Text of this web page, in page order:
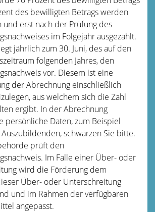
des bewilligten Betrags werden
und erst nach der Prüfung des
im Folgejahr ausgezahlt.
jährlich zum 30. Juni, des auf den
folgenden Jahres, den
vor. Diesem ist eine
der Abrechnung einschließlich
aus welchem sich die Zahl
ergibt. In der Abrechnung
persönliche Daten, zum Beispiel
schwärzen Sie bitte.
prüft den
Im Falle einer Über- oder
wird die Förderung dem
Über- oder Unterschreitung
und im Rahmen der verfügbaren
angepasst.